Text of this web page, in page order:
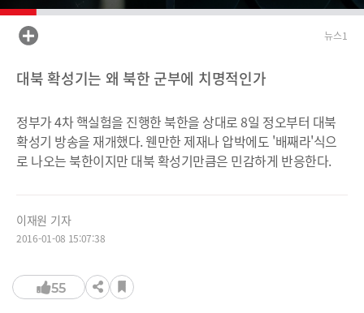
뉴스1
대북 확성기는 왜 북한 군부에 치명적인가
정부가 4차 핵실험을 진행한 북한을 상대로 8일 정오부터 대북
확성기 방송을 재개했다. 웬만한 제재나 압박에도 '배째라'식으
로 나오는 북한이지만 대북 확성기만큼은 민감하게 반응한다.
이재원 기자
2016-01-08 15:07:38
55